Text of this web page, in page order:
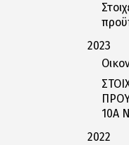
2023
10Α
2022